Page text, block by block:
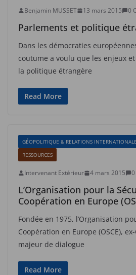
Benjamin MUSSET 13 mars 2015 0
Parlements et politique
Dans les démocraties
coutume a voulu que les enjeux
la politique étrangère
Read More
GÉOPOLITIQUE & RELATIONS
RESSOURCES
Intervenant Extérieur 4 mars 2015
L’Organisation pour la
Coopération en Europe
Fondée en 1975, l’Organisation
Coopération en Europe (OSCE),
majeur de dialogue
Read More